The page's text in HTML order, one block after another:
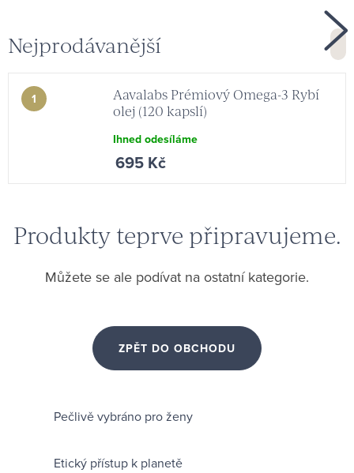
Nejprodávanější
Aavalabs Prémiový Omega-3 Rybí
olej (120 kapslí)
Ihned odesíláme
695 Kč
Produkty teprve připravujeme.
Můžete se ale podívat na ostatní kategorie.
ZPĚT DO OBCHODU
Pečlivě vybráno pro ženy
Etický přístup k planetě